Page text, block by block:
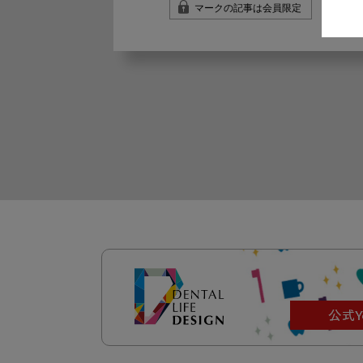
マークの記事は会員限定